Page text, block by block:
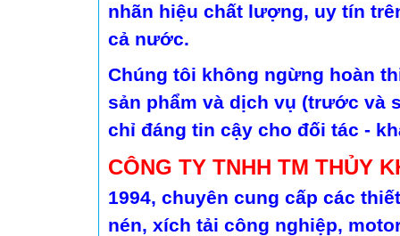
nhãn hiệu chất lượng, uy tín
cả nước.
Chúng tôi không ngừng hoàn
sản phẩm và dịch vụ (trước và
chỉ đáng tin cậy cho đối tác -
CÔNG TY TNHH TM THỦY
1994, chuyên cung cấp các
nén, xích tải công nghiệp,